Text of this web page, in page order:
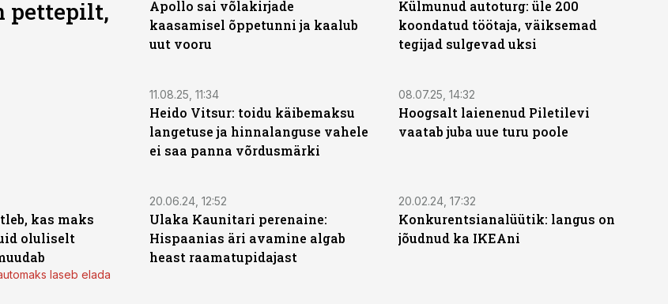
pettepilt,
Apollo sai võlakirjade
kaasamisel õppetunni ja kaalub
uut vooru
Külmunud autoturg: üle 200
koondatud töötaja, väiksemad
tegijad sulgevad uksi
11.08.25, 11:34
Heido Vitsur: toidu käibemaksu
langetuse ja hinnalanguse vahele
ei saa panna võrdusmärki
08.07.25, 14:32
Hoogsalt laienenud Piletilevi
vaatab juba uue turu poole
kas maks
oluliselt
laseb elada
20.06.24, 12:52
Ulaka Kaunitari perenaine:
Hispaanias äri avamine algab
heast raamatupidajast
20.02.24, 17:32
Konkurentsianalüütik: langus on
jõudnud ka IKEAni